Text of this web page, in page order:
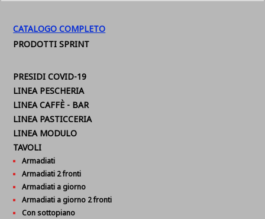
CATALOGO COMPLETO
PRODOTTI SPRINT
PRESIDI COVID-19
LINEA PESCHERIA
LINEA CAFFÈ - BAR
LINEA PASTICCERIA
LINEA MODULO
TAVOLI
Armadiati
Armadiati 2 fronti
Armadiati a giorno
Armadiati a giorno 2 fronti
Con sottopiano